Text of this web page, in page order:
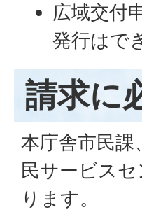
広域交付
発行はで
請求に
本庁舎市民課
民サービス
ります。